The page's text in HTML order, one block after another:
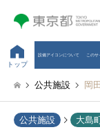
トップ
設備アイコンについて このサ
公共施設 岡
公共施設 大島